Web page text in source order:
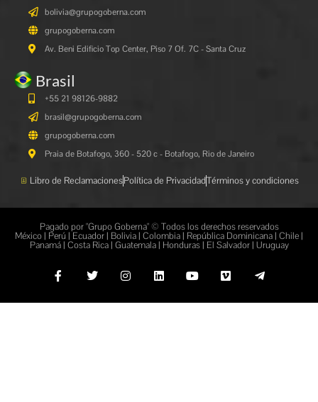
bolivia@grupogoberna.com
grupogoberna.com
Av. Beni Edificio Top Center, Piso 7 Of. 7C - Santa Cruz
Brasil
+55 21 98126-9882
brasil@grupogoberna.com
grupogoberna.com
Praia de Botafogo, 360 - 520 c - Botafogo, Rio de Janeiro
Libro de ReclamacionesPolítica de PrivacidadTérminos y condiciones
Pagado por "Grupo Goberna" © Todos los derechos reservados
México | Perú | Ecuador | Bolivia | Colombia | República Dominicana | Chile |
Panamá | Costa Rica | Guatemala | Honduras | El Salvador | Uruguay